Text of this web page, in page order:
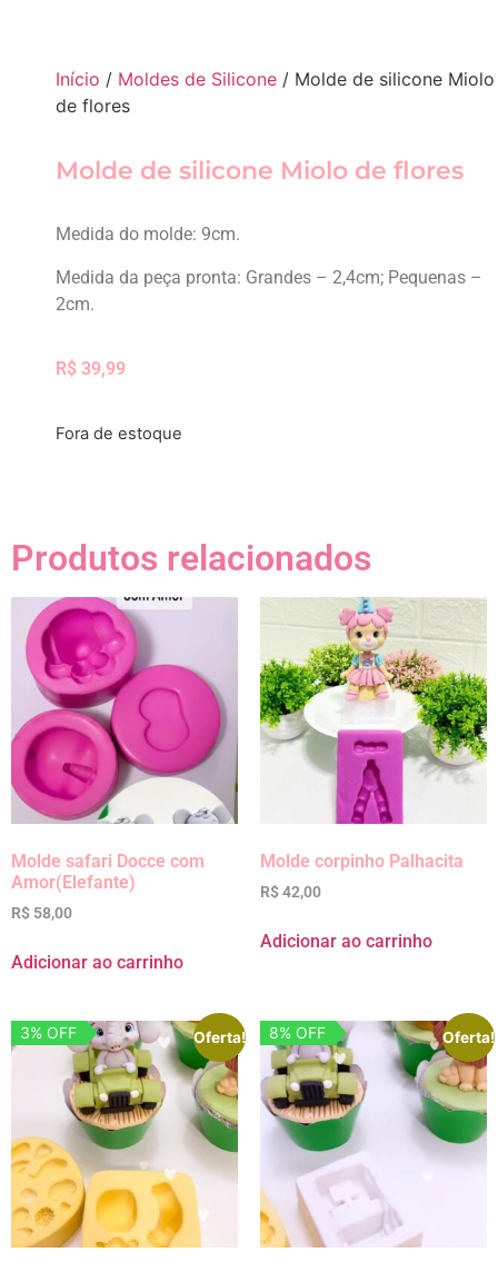
Início / Moldes de Silicone / Molde de silicone Miolo
de flores
Molde de silicone Miolo de flores
Medida do molde: 9cm.
Medida da peça pronta: Grandes – 2,4cm; Pequenas –
2cm.
R$ 39,99
Fora de estoque
Produtos relacionados
Molde safari Docce com
Amor(Elefante)
R$ 58,00
Adicionar ao carrinho
Molde corpinho Palhacita
R$42,00
Adicionar ao carrinho
Oferta!
3% OFF Oferta!
8% OFF